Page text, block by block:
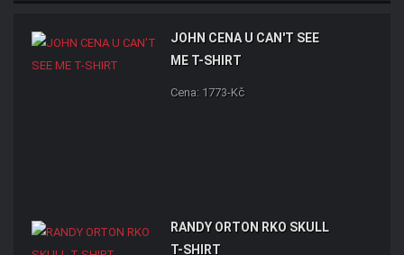
JOHN CENA U CAN'T SEE
ME T-SHIRT
Cena: 1773-Kč
RANDY ORTON RKO SKULL
T-SHIRT